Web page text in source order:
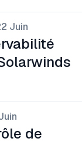
Juin
de